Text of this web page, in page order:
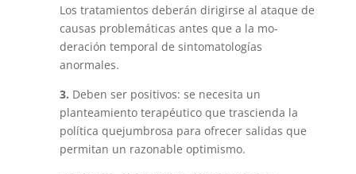
Los tratamien­tos deberán dirigirse al ataque de
causas problemáticas antes que a la mo­
deración temporal de sintomatologías
anormales.
3. Deben ser positivos: se necesita un
planteamiento terapéutico que trascienda la
política quejumbrosa para ofrecer salidas que
permitan un ra­zonable optimismo.